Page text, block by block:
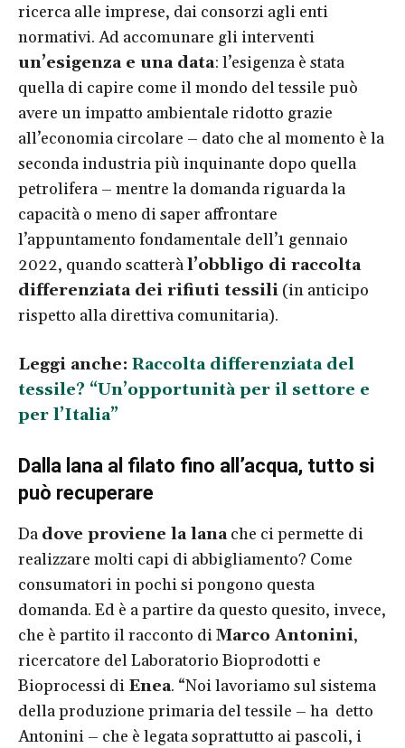
ricerca alle imprese, dai consorzi agli enti
normativi. Ad accomunare gli interventi
un’esigenza e una data: l’esigenza è stata
quella di capire come il mondo del tessile può
avere un impatto ambientale ridotto grazie
all’economia circolare – dato che al momento è la
seconda industria più inquinante dopo quella
petrolifera – mentre la domanda riguarda la
capacità o meno di saper affrontare
l’appuntamento fondamentale dell’1 gennaio
2022, quando scatteràl’obbligo di raccolta
differenziata dei rifiuti tessili (in anticipo
rispetto alla direttiva comunitaria).
Leggi anche: Raccolta differenziata del
tessile? “Un’opportunità per il settore e
per l’Italia”
Dalla lana al filato fino all’acqua, tutto si
può recuperare
Da dove proviene la lanache ci permette di
realizzare molti capi di abbigliamento? Come
consumatori in pochi si pongono questa
domanda. Ed è a partire da questo quesito, invece,
che è partito il racconto diMarco Antonini,
ricercatore del Laboratorio Bioprodotti e
Bioprocessi di Enea. “Noi lavoriamo sul sistema
della produzione primaria del tessile – ha detto
Antonini – che è legata soprattutto ai pascoli, i